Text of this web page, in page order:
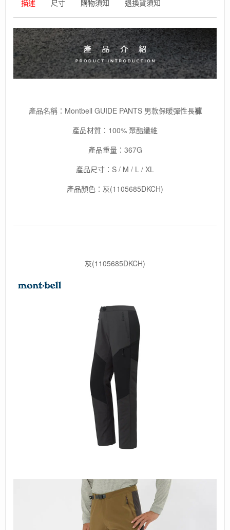
長
褲
/
防
風
保
描述 尺寸 購物須知 退換貨須知
產品名稱：Montbell GUIDE PANTS 男款保暖彈性長褲
產品材質：100% 聚酯纖維
產品重量：367G
產品尺寸：S / M / L / XL
產品顏色：灰(1105685DKCH)
灰(1105685DKCH)